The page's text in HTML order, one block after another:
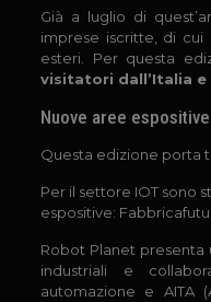
Già a luglio di
imprese iscritte, di cui
esteri. Per questa
visitatori dall’Italia e
Nuove aree
Questa edizione porta
Per il settore IOT sono
espositive:
Robot Planet presenta
industriali e
automazione e AITA